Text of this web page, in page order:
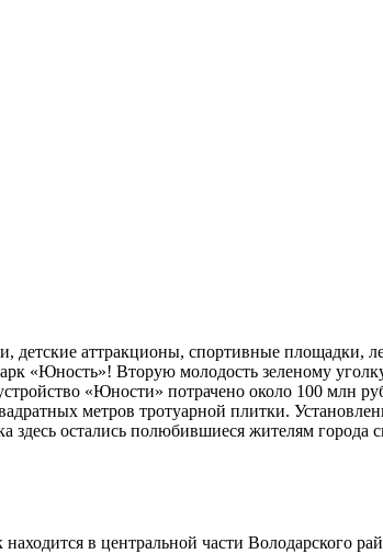
аттракционы, спортивные площадки,
«Юность»! Вторую молодость зеленому
«Юности» потрачено около 100 млн
метров тротуарной плитки.
здесь остались полюбившиеся жителям города
в центральной части Володарского